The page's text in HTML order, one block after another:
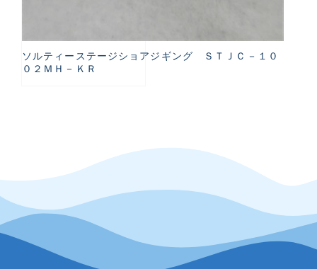
ソルティーステージショアジギング ＳＴＪＣ－１０
０２ＭＨ－ＫＲ